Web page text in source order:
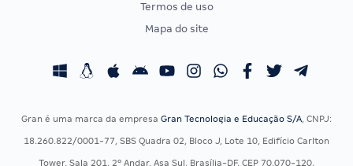
Concursos Fiscais
Concursos Saúde
Calendário OAB
Termos de uso
Mapa do site
Gran é uma marca da empresa Gran Tecnologia e Educação S/A, CNPJ:
18.260.822/0001-77, SBS Quadra 02, Bloco J, Lote 10, Edifício Carlton
Tower, Sala 201, 2º Andar, Asa Sul, Brasília-DF, CEP 70.070-120.